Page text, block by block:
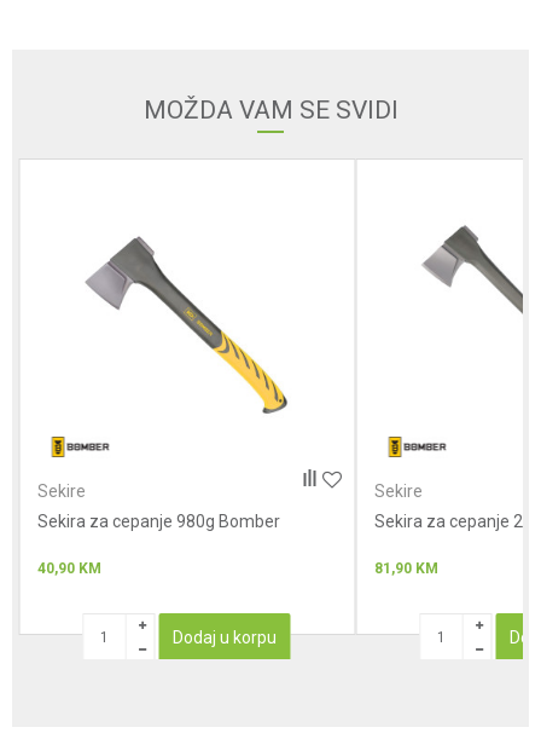
POŠALJI
MOŽDA VAM SE SVIDI
Sekire
Sekira za cepanje 980g Bomber
40,90 KM
Dodaj u korpu
Sekire
Sekira za cepanje
81,90 KM